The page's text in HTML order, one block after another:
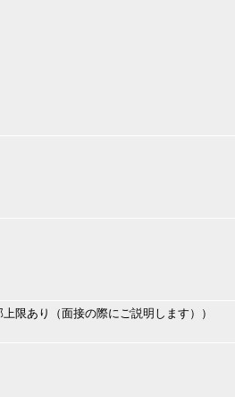
限あり（面接の際にご説明します））